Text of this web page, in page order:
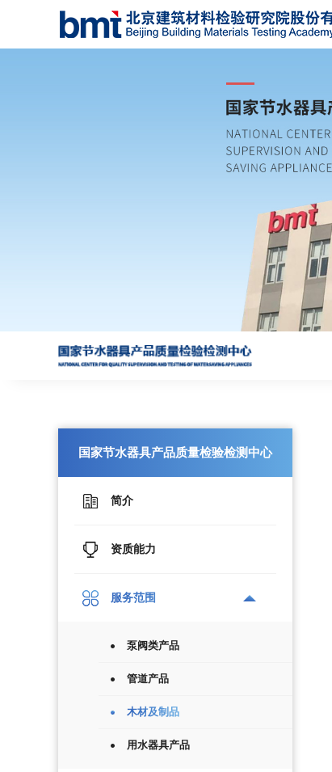
国家节水器具产品质量检验检测中心
简介
资质能力
服务范围
泵阀类产品
管道产品
木材及制品
用水器具产品